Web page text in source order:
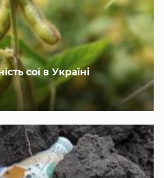
сої в Україні